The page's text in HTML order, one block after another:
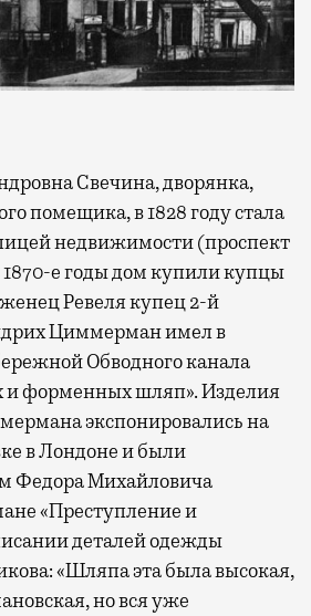
Свечина, дворянка,
помещика, в 1828 году стала
недвижимости (проспект
1870-е годы дом купили купцы
Ревеля купец 2-й
Циммерман имел в
Обводного канала
и форменных шляп». Изделия
экспонировались на
в Лондоне и были
Федора Михайловича
«Преступление и
деталей одежды
«Шляпа эта была высокая,
но вся уже